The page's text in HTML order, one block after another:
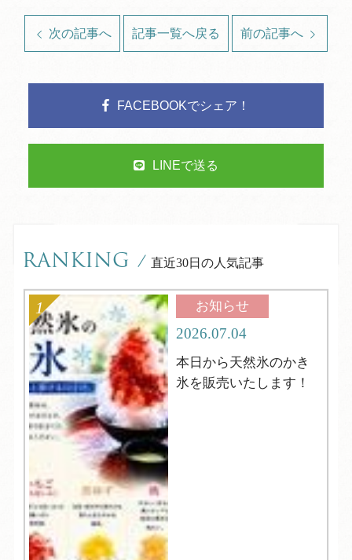
次の記事へ 記事一覧へ戻る 前の記事へ
FACEBOOKでシェア！
LINEで送る
RANKING / 直近30日の人気記事
お知らせ
2026.07.04
本日から天然氷のかき
氷を販売いたします！